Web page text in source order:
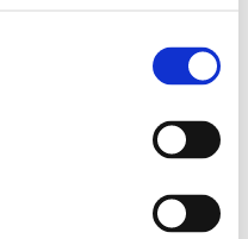
ljusgrön
en bukett eller
gröna fingrar men